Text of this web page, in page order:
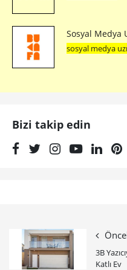
Sosyal Medya
sosyal medya
Bizi takip edin
3B
Katlı Ev